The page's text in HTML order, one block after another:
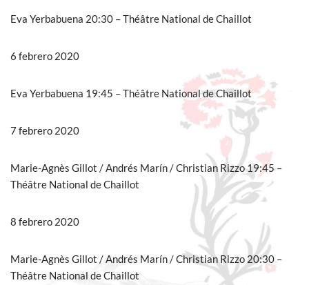
Eva Yerbabuena 20:30 – Théâtre National de Chaillot
6 febrero 2020
Eva Yerbabuena 19:45 – Théâtre National de Chaillot
7 febrero 2020
Marie-Agnès Gillot / Andrés Marín / Christian Rizzo 19:45 –
Théâtre National de Chaillot
8 febrero 2020
Marie-Agnès Gillot / Andrés Marín / Christian Rizzo 20:30 –
Théâtre National de Chaillot